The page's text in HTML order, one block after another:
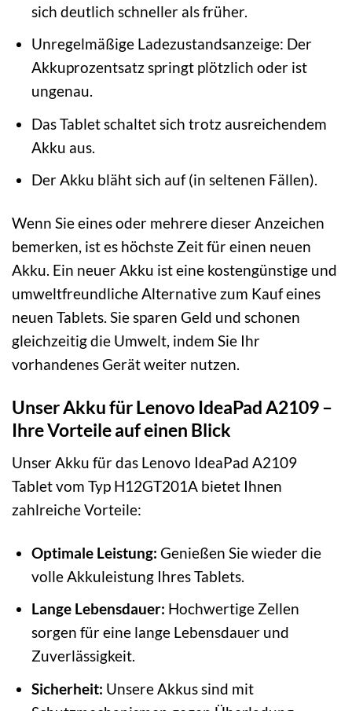
sich deutlich schneller als früher.
Unregelmäßige Ladezustandsanzeige: Der
Akkuprozentsatz springt plötzlich oder ist
ungenau.
Das Tablet schaltet sich trotz ausreichendem
Akku aus.
Der Akku bläht sich auf (in seltenen Fällen).
Wenn Sie eines oder mehrere dieser Anzeichen
bemerken, ist es höchste Zeit für einen neuen
Akku. Ein neuer Akku ist eine kostengünstige und
umweltfreundliche Alternative zum Kauf eines
neuen Tablets. Sie sparen Geld und schonen
gleichzeitig die Umwelt, indem Sie Ihr
vorhandenes Gerät weiter nutzen.
Unser Akku für Lenovo IdeaPad A2109 –
Ihre Vorteile auf einen Blick
Unser Akku für das Lenovo IdeaPad A2109
Tablet vom Typ H12GT201A bietet Ihnen
zahlreiche Vorteile:
Optimale Leistung: Genießen Sie wieder die
volle Akkuleistung Ihres Tablets.
Lange Lebensdauer: Hochwertige Zellen
sorgen für eine lange Lebensdauer und
Zuverlässigkeit.
Sicherheit: Unsere Akkus sind mit